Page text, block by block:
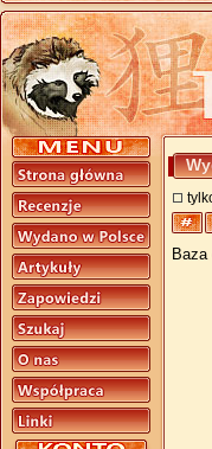
Baza